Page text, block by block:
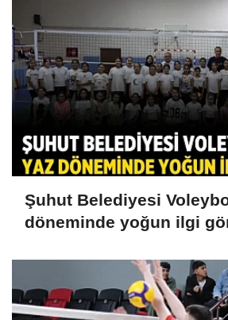
Şuhut Belediyesi
döneminde yoğun ilgi